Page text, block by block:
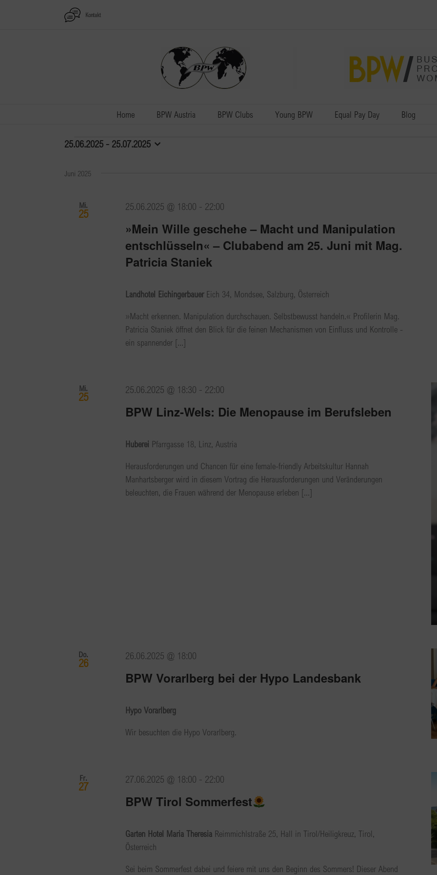
Kontakt
Home BPW Austria BPW Clubs Young BPW Equal Pay Day Blog
Veranstaltungen
25.06.2025 - 25.07.2025
Juni 2025
Mi.
25
»Mein Wille geschehe – Macht und Manipulation
entschlüsseln« – Clubabend am 25. Juni mit Mag.
Patricia Staniek
25.06.2025 @ 18:00 - 22:00
Landhotel Eichingerbauer Eich 34, Mondsee, Salzburg, Österreich
»Macht erkennen. Manipulation durchschauen. Selbstbewusst handeln.« Profilerin Mag.
Patricia Staniek öffnet den Blick für die feinen Mechanismen von Einfluss und Kontrolle -
ein spannender [...]
Mi.
25
BPW Linz-Wels: Die Menopause im Berufsleben
25.06.2025 @ 18:30 - 22:00
Huberei Pfarrgasse 18, Linz, Austria
Herausforderungen und Chancen für eine female-friendly Arbeitskultur Hannah
Manhartsberger wird in diesem Vortrag die Herausforderungen und Veränderungen
beleuchten, die Frauen während der Menopause erleben [...]
Do.
26
BPW Vorarlberg bei der Hypo Landesbank
26.06.2025 @ 18:00
Hypo Vorarlberg
Wir besuchten die Hypo Vorarlberg.
Fr.
27
BPW Tirol Sommerfest
27.06.2025 @ 18:00 - 22:00
Garten Hotel Maria Theresia Reimmichlstraße 25, Hall in Tirol/Heiligkreuz, Tirol,
Österreich
Sei beim Sommerfest dabei und feiere mit uns den Beginn des Sommers! Dieser Abend